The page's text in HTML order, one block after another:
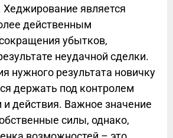
является
действенным
убытков,
неудачной сделки.
нужного результата новичку
держать под контролем
действия. Важное значение
силы, однако,